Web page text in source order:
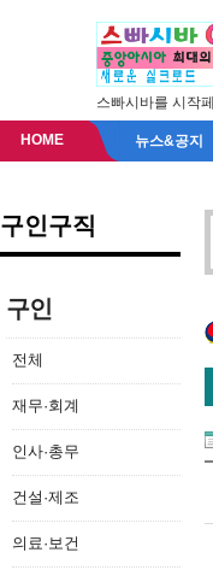
스빠시바를 시작
HOME 뉴스&공지
구인구직
구인
전체
재무·회계
인사·총무
건설·제조
의료·보건